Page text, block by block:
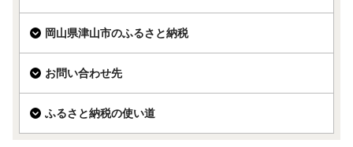
岡山県津山市のふるさと納税
お問い合わせ先
ふるさと納税の使い道